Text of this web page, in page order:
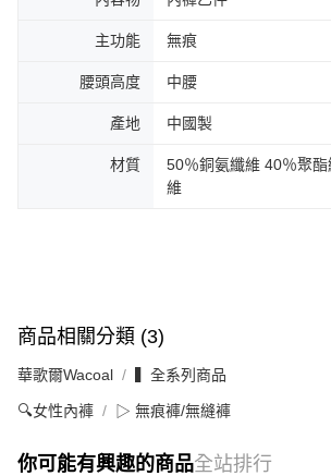
主功能 無痕
腰頭高度 中腰
產地 中國製
材質
50％銅氨纖維 40％聚
維
商品相關分類 (3)
華歌爾Wacoal ▍全系列商品
🔍女性內褲 ▷ 無痕褲/無縫褲
你可能有興趣的商品全站排行